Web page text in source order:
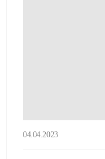
04.04.2023